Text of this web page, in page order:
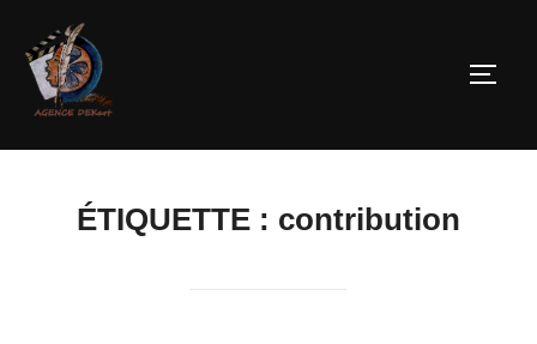
ÉTIQUETTE : contribution